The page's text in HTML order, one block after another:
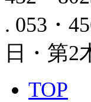
. 053・
日・
TOP